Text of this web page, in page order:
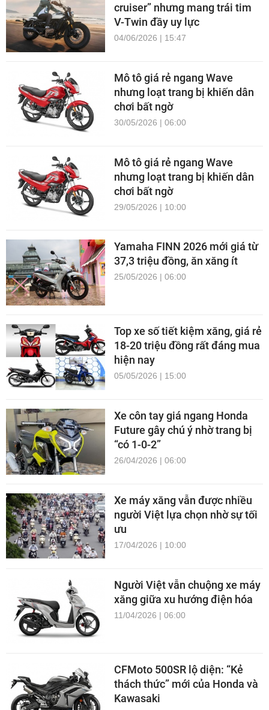
cruiser” nhưng mang trái tim
V-Twin đầy uy lực
04/06/2026 | 15:47
Mô tô giá rẻ ngang Wave
nhưng loạt trang bị khiến dân
chơi bất ngờ
30/05/2026 | 06:00
Mô tô giá rẻ ngang Wave
nhưng loạt trang bị khiến dân
chơi bất ngờ
29/05/2026 | 10:00
Yamaha FINN 2026 mới giá từ
37,3 triệu đồng, ăn xăng ít
25/05/2026 | 06:00
Top xe số tiết kiệm xăng, giá rẻ
18-20 triệu đồng rất đáng mua
hiện nay
05/05/2026 | 15:00
Xe côn tay giá ngang Honda
Future gây chú ý nhờ trang bị
“có 1-0-2”
26/04/2026 | 06:00
Xe máy xăng vẫn được nhiều
người Việt lựa chọn nhờ sự tối
ưu
17/04/2026 | 10:00
Người Việt vẫn chuộng xe máy
xăng giữa xu hướng điện hóa
11/04/2026 | 06:00
CFMoto 500SR lộ diện: “Kẻ
thách thức” mới của Honda và
Kawasaki